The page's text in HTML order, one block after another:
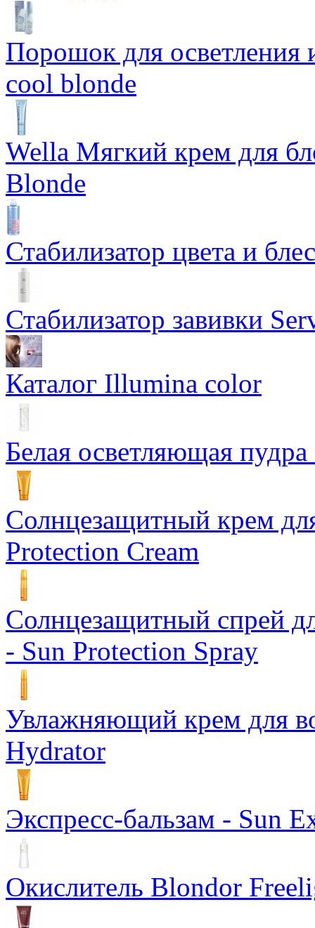
Порошок для осветления
cool blonde
Wella Мягкий крем для
Blonde
Стабилизатор цвета и
Стабилизатор завивки
Каталог Illumina color
Белая осветляющая
Солнцезащитный крем
Protection Cream
Солнцезащитный спрей
- Sun Protection Spray
Увлажняющий крем для
Hydrator
Экспресс-бальзам - Sun
Окислитель Blondor